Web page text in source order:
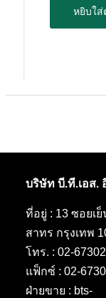
หยิบใส่
บริษัท บี.ที.เอส.
ที่อยู่ : 13 ซอยเ
สาทร กรุงเทพ
โทร. : 02-
แฟ็กซ์ : 02-
ฝ่ายขาย : bts-